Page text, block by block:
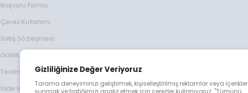
Gizliliğinize Değer Veriyoruz
Tarama deneyiminizi geliştirmek, kişiselleştirilmiş reklamlar veya içerikler
sunmak ve trafiğimizi analiz etmek için çerezler kullanıyoruz. "Tümünü
Başvuru Formu
Çerez Kullanımı
Satış Sözleşmesi
Gizlilik Koşulları
Teslimat Bilgileri
İade ve Değişim